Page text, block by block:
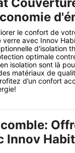
le confort de
avec Innov
d'isolation
optimale
isolation sont là
matériaux de
d’un confort
Innov